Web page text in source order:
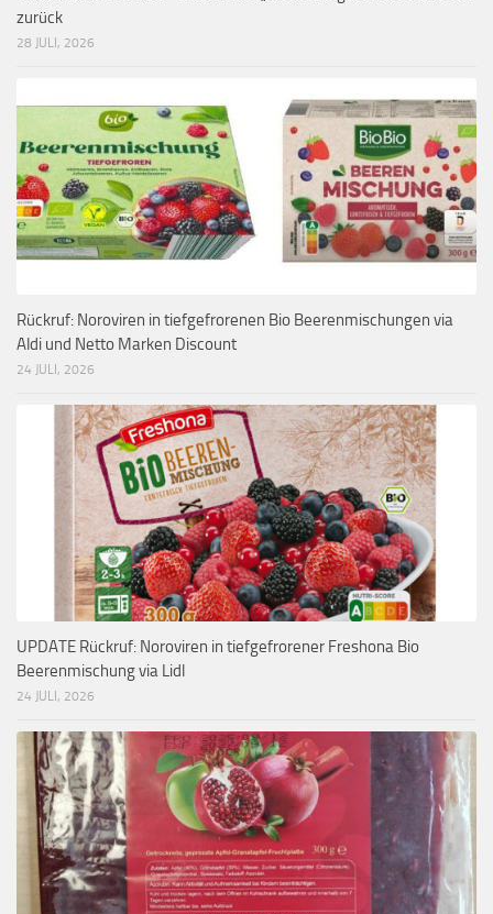
zurück
28 JULI, 2026
Rückruf: Noroviren in tiefgefrorenen Bio Beerenmischungen via
Aldi und Netto Marken Discount
24 JULI, 2026
UPDATE Rückruf: Noroviren in tiefgefrorener Freshona Bio
Beerenmischung via Lidl
24 JULI, 2026